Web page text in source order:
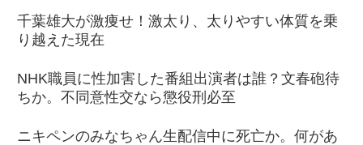
千葉雄大が激痩せ！激太り、太りやすい体質を乗
り越えた現在
NHK職員に性加害した番組出演者は誰？文春砲待
ちか。不同意性交なら懲役刑必至
ニキペンのみなちゃん生配信中に死亡か。何があ